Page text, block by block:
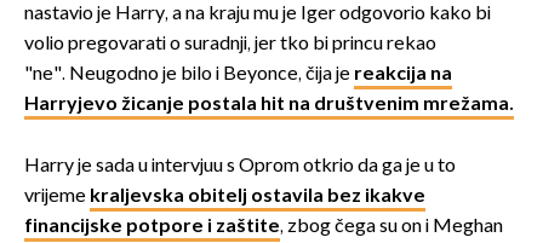
nastavio je Harry, a na kraju mu je Iger odgovorio kako bi
volio pregovarati o suradnji, jer tko bi princu rekao
"ne". Neugodno je bilo i Beyonce, čija je reakcija na
Harryjevo žicanje postala hit na društvenim mrežama.
Harry je sada u intervjuu s Oprom otkrio da ga je u to
vrijeme kraljevska obitelj ostavila bez ikakve
financijske potpore i zaštite, zbog čega su on i Meghan